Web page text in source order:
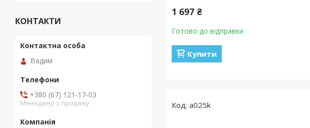
1 697 ₴
Готово до відправки
Купити
a025k
КОНТАКТИ
Вадим
+380 (67) 121-17-03
Менеджер з продажу